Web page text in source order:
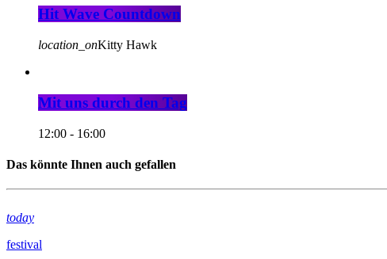
Hit Wave Countdown
location_onKitty Hawk
Mit uns durch den Tag
12:00 - 16:00
Das könnte Ihnen auch gefallen
today
festival